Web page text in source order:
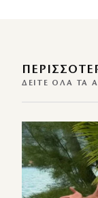
ΔΕΊΤΕ ΌΛΑ ΤΑ